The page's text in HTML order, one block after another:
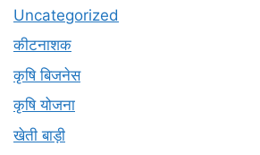
Uncategorized
कीटनाशक
कृषि बिजनेस
कृषि योजना
खेती बाड़ी